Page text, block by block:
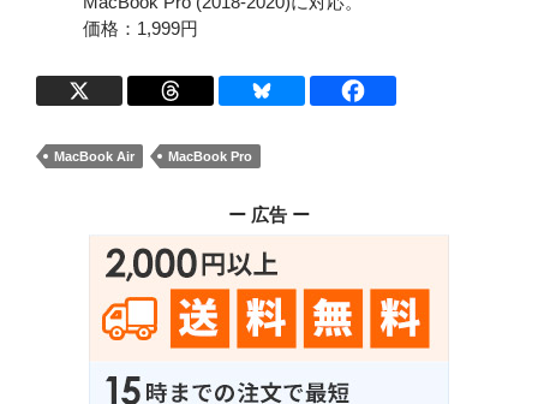
価格：1,999円
MacBook Air MacBook Pro
ー 広告 ー